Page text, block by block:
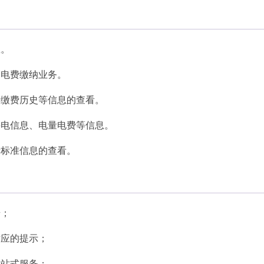
费缴纳业务。
费历史等信息的查看。
信息、电量电费等信息。
准信息的查看。
的提示；